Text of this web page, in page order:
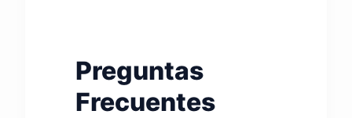
Preguntas
Frecuentes